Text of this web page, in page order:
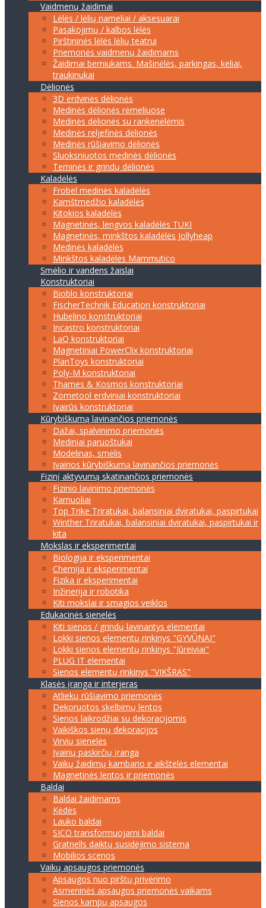
Vaidmenų žaidimai
Lėlės / lėlių nameliai / aksesuarai
Pasakojimų / kalbos lėlės
Pirštininės lėlės lėlių teatrui
Priemonės vaidmenų žaidimams
Žaidimai berniukams. Mašinėlės, parkingas, keliai,
traukinukai
Dėlionės
3D erdvinės dėlionės
Medinės dėlionės rėmeliuose
Medinės dėlionės su rankenėlėmis
Medinės reljefinės dėlionės
Medinės rūšiavimo dėlionės
Sluoksniuotos medinės dėlionės
Teminės ir grindų dėlionės
Kaladėlės
Frobel medinės kaladėlės
Kamštmedžio kaladėlės
Kitokios kaladėlės
Magnetinės, lengvos kaladėlės TUKI
Magnetinės, minkštos kaladėlės Jollyheap
Medinės kaladėlės
Minkštos kaladėlės Mammutico
Smėlio ir vandens žaislai
Konstruktoriai
Bioblo konstruktoriai
FischerTechnik Education konstruktoriai
Hubelino konstruktoriai
Incastro konstruktoriai
LaQ konstruktoriai
Magnetiniai PowerClix konstruktoriai
PlanToys konstruktoriai
Poly-M konstruktoriai
Thames & Kosmos konstruktoriai
Zometool erdviniai konstruktoriai
Įvairūs konstruktoriai
Kūrybiškumą lavinančios priemonės
Dažai, spalvinimo priemonės
Mediniai paruoštukai
Modelinas, smėlis
Įvairios kūrybiškumą lavinančios priemonės
Fizinį aktyvumą skatinančios priemonės
Fizinio lavinimo priemonės
Kamuoliai
Top Trike Triratukai, balansiniai dviratukai, paspirtukai
Winther Triratukai, balansiniai dviratukai, paspirtukai ir
kita
Mokslas ir eksperimentai
Biologija ir eksperimentai
Chemija ir eksperimentai
Fizika ir eksperimentai
Inžinerija ir robotika
Kiti mokslai ir smagios veiklos
Edukacinės sienelės
Kiti sienos / grindų lavinantys elementai
Lokki sienos elementų rinkinys "GYVŪNAI"
Lokki sienos elementų rinkinys "Jūreiviai"
PLUG IT elementai
Sienos elementų rinkinys "VIKŠRAS"
Klasės įranga ir interjeras
Atliekų rūšiavimo priemonės
Dekoruotos skelbimų lentos
Sienos laikrodžiai su dekoracijomis
Vaikiškos sienų dekoracijos
Virvių sienelės
Įvairių paskirčių įranga
Vaikų žaidimų kambario ir aikštelės elementai
Magnetinės lentos ir priemonės
Baldai
Baldai žaidimams
Kėdės
Lauko baldai
SICO transformuojami baldai
Gratnells daiktų susidėjimo sistema
Mobilios scenos
Vaikų apsaugos priemonės
Apsaugos nuo pirštų privėrimo
Asmeninės apsaugos priemonės vaikams
Sienos kampų apsaugos